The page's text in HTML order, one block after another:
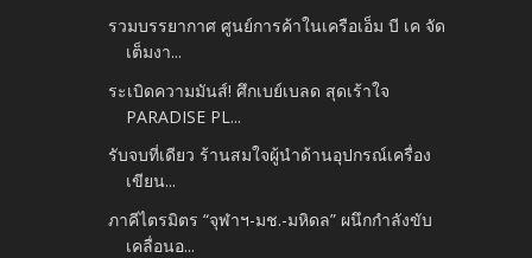
รวมบรรยากาศ ศูนย์การค้าในเครือเอ็ม บี เค จัด
เต็มงา...
ระเบิดความมันส์! ศึกเบย์เบลด สุดเร้าใจ
PARADISE PL...
รับจบที่เดียว ร้านสมใจผู้นำด้านอุปกรณ์เครื่อง
เขียน...
ภาคีไตรมิตร “จุฬาฯ-มช.-มหิดล” ผนึกกำลังขับ
เคลื่อนอ...